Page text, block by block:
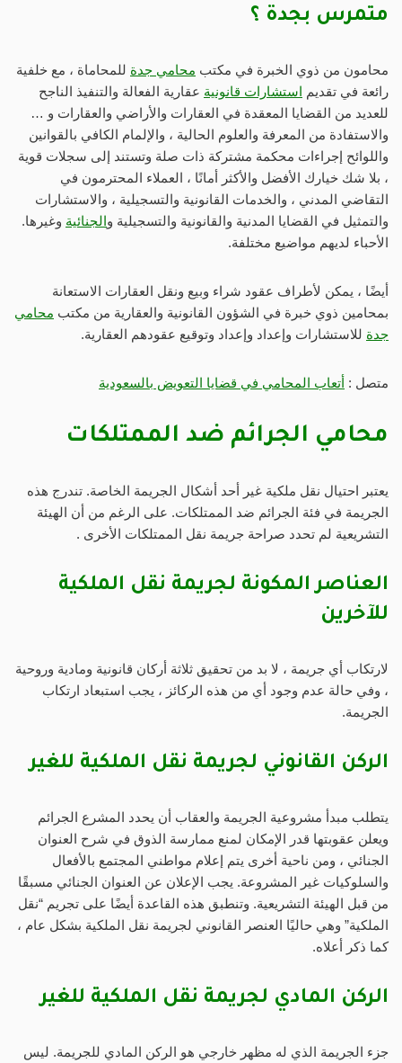
متمرس بجدة ؟
محامون من ذوي الخبرة في مكتب محامي جدة للمحاماة ، مع خلفية
رائعة في تقديم استشارات قانونية عقارية الفعالة والتنفيذ الناجح
للعديد من القضايا المعقدة في العقارات والأراضي والعقارات و …
والاستفادة من المعرفة والعلوم الحالية ، والإلمام الكافي بالقوانين
واللوائح إجراءات محكمة مشتركة ذات صلة وتستند إلى سجلات قوية
، بلا شك خيارك الأفضل والأكثر أمانًا ، العملاء المحترمون في
التقاضي المدني ، والخدمات القانونية والتسجيلية ، والاستشارات
والتمثيل في القضايا المدنية والقانونية والتسجيلية والجنائية وغيرها.
الأحباء لديهم مواضيع مختلفة.
أيضًا ، يمكن لأطراف عقود شراء وبيع ونقل العقارات الاستعانة
بمحامين ذوي خبرة في الشؤون القانونية والعقارية من مكتب محامي
جدة للاستشارات وإعداد وإعداد وتوقيع عقودهم العقارية.
متصل : أتعاب المحامي في قضايا التعويض بالسعودية
محامي الجرائم ضد الممتلكات
يعتبر احتيال نقل ملكية غير أحد أشكال الجريمة الخاصة. تندرج هذه
الجريمة في فئة الجرائم ضد الممتلكات. على الرغم من أن الهيئة
التشريعية لم تحدد صراحة جريمة نقل الممتلكات الأخرى .
العناصر المكونة لجريمة نقل الملكية
للآخرين
لارتكاب أي جريمة ، لا بد من تحقيق ثلاثة أركان قانونية ومادية وروحية
، وفي حالة عدم وجود أي من هذه الركائز ، يجب استبعاد ارتكاب
الجريمة.
الركن القانوني لجريمة نقل الملكية للغير
يتطلب مبدأ مشروعية الجريمة والعقاب أن يحدد المشرع الجرائم
ويعلن عقوبتها قدر الإمكان لمنع ممارسة الذوق في شرح العنوان
الجنائي ، ومن ناحية أخرى يتم إعلام مواطني المجتمع بالأفعال
والسلوكيات غير المشروعة. يجب الإعلان عن العنوان الجنائي مسبقًا
من قبل الهيئة التشريعية. وتنطبق هذه القاعدة أيضًا على تجريم “نقل
الملكية” وهي حاليًا العنصر القانوني لجريمة نقل الملكية بشكل عام ،
كما ذكر أعلاه.
الركن المادي لجريمة نقل الملكية للغير
جزء الجريمة الذي له مظهر خارجي هو الركن المادي للجريمة. ليس